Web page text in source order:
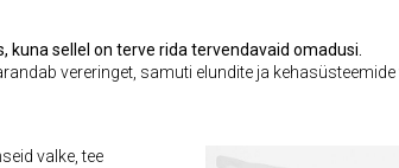
kuna sellel on terve rida tervendavaid omadusi.
vereringet, samuti elundite ja
valke, tee